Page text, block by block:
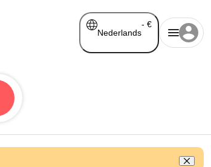
Nederlands
- €